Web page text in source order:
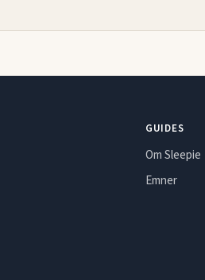
GUIDES
Om Sleepie
Emner